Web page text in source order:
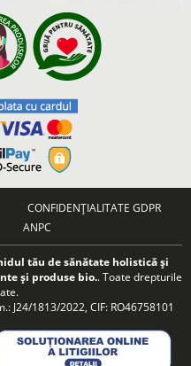
CONFIDENȚIALITATE GDPR
ANPC
tău de sănătate holistică și
și produse bio.. Toate drepturile
J24/1813/2022, CIF: RO46758101